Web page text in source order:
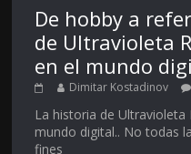
De hobby a
de Ultravioleta
en el mundo
Dimitar Kostadinov
La historia de
mundo digital.. No todas
fines